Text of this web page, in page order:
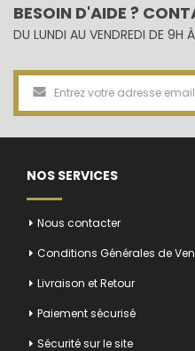
BESOIN D'AIDE ?
DU LUNDI AU VENDREDI DE 9H
NOS SERVICES
Nous contacter
Conditions Générales de
Livraison et Retour
Paiement sécurisé
Sécurité sur le site